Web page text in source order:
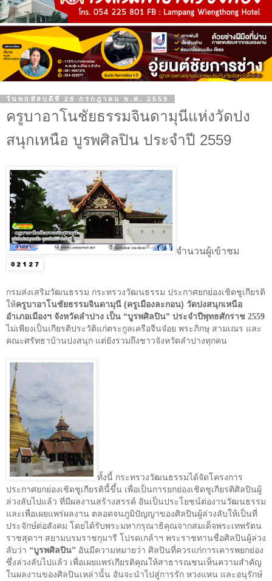
วันพฤหัสบดีที่ 28 กรกฎาคม พ.ศ. 2559
ครูบาอาโนชัยธรรมจินดามุนีแห่งวัดปง
สนุกเหนือ บูรพศิลปิน ประจำปี 2559
จำนวนผู้เข้าชม
กรมส่งเสริมวัฒนธรรม กระทรวงวัฒนธรรม ประกาศยกย่องเชิดชูเกียรติ
ให้ครูบาอาโนชัยธรรมจินดามุนี (ครูเมืองละกอน) วัดปงสนุกเหนือ
อำเภอเมืองฯ จังหวัดลำปาง เป็น “บูรพศิลปิน” ประจำปีพุทธศักราช 2559
ไม่เพียงเป็นเกียรติประวัติแก่ตระกูลเครือจีนจ๋อย พระภิกษุ สามเณร และ
คณะศรัทธาบ้านปงสนุก แต่ยังรวมถึงชาวจังหวัดลำปางทุกคน
ทั้งนี้ กระทรวงวัฒนธรรมได้จัดโครงการ
ประกาศยกย่องเชิดชูเกียรตินี้ขึ้น เพื่อเป็นการยกย่องเชิดชูเกียรติศิลปินผู้
ล่วงลับไปแล้ว ที่มีผลงานสร้างสรรค์ อันเป็นประโยชน์ต่องานวัฒนธรรม
และเพื่อเผยแพร่ผลงาน ตลอดจนภูมิปัญญาของศิลปินผู้ล่วงลับให้เป็นที่
ประจักษ์ต่อสังคม โดยได้รับพระมหากรุณาธิคุณจากสมเด็จพระเทพรัตน
ราชสุดาฯ สยามบรมราชกุมารี โปรดเกล้าฯ พระราชทานชื่อศิลปินผู้ล่วง
ลับว่า “บูรพศิลปิน” อันมีความหมายว่า ศิลปินที่ควรแก่การเคารพยกย่อง
ซึ่งล่วงลับไปแล้ว เพื่อเผยแพร่เกียรติคุณให้สาธารณชนเห็นความสำคัญ
ในผลงานของศิลปินเหล่านั้น อันจะนำไปสู่การรัก หวงแหน และอนุรักษ์